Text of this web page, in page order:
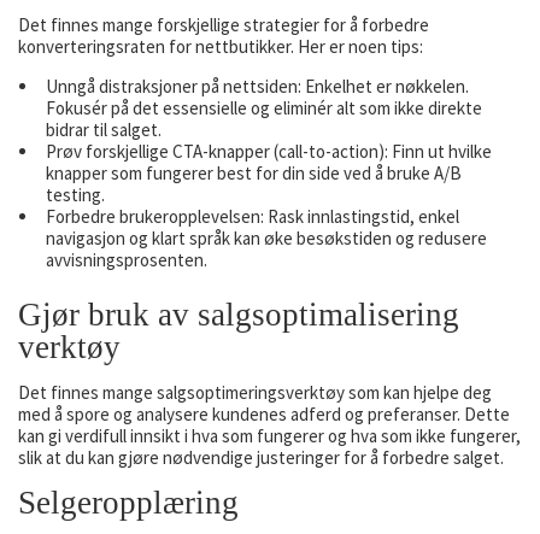
Det finnes mange forskjellige strategier for å forbedre
konverteringsraten for nettbutikker. Her er noen tips:
Unngå distraksjoner på nettsiden: Enkelhet er nøkkelen.
Fokusér på det essensielle og eliminér alt som ikke direkte
bidrar til salget.
Prøv forskjellige CTA-knapper (call-to-action): Finn ut hvilke
knapper som fungerer best for din side ved å bruke A/B
testing.
Forbedre brukeropplevelsen: Rask innlastingstid, enkel
navigasjon og klart språk kan øke besøkstiden og redusere
avvisningsprosenten.
Gjør bruk av salgsoptimalisering
verktøy
Det finnes mange salgsoptimeringsverktøy som kan hjelpe deg
med å spore og analysere kundenes adferd og preferanser. Dette
kan gi verdifull innsikt i hva som fungerer og hva som ikke fungerer,
slik at du kan gjøre nødvendige justeringer for å forbedre salget.
Selgeropplæring